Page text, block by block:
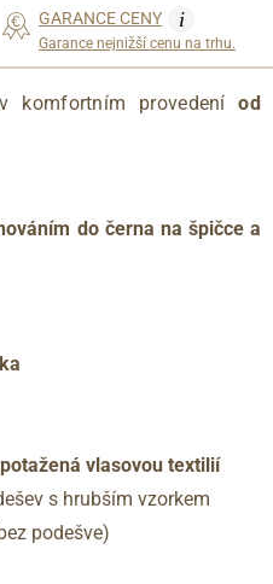
GARANCE CENY i
Garance nejnižší cenu na trhu.
komfortním provedeníod
do černa na špičce a
vlasovou textilií
s hrubším vzorkem
podešve)